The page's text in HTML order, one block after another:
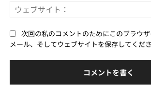
次回の私のコメントのためにこのブラウ
メール、そしてウェブサイトを保存してくださ